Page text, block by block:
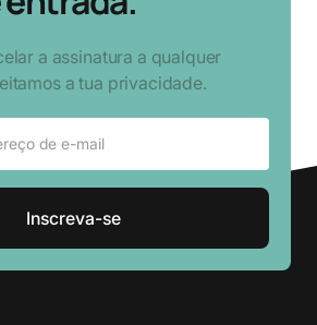
a assinatura a qualquer
a tua privacidade.